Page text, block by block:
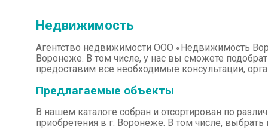
Недвижимость
Агентство недвижимости ООО «Недвижимость
Воронеже. В том числе, у нас вы сможете
предоставим все необходимые консультации,
Предлагаемые объекты
В нашем каталоге собран и отсортирован по
приобретения в г. Воронеже. В том числе,